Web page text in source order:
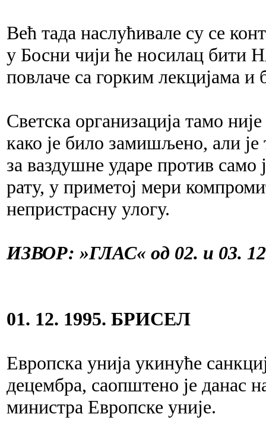
Већ тада наслућивале су се
у Босни чији ће носилац бити
повлаче са горким лекцијама
Светска организација тамо
како је било замишљено, али
за ваздушне ударе против
рату, у приметој мери
непристрасну улогу.
ИЗВОР: »ГЛАС« од 02. и 03.
01. 12. 1995. БРИСЕЛ
Европска унија укинуће
децембра, саопштено је данас
министра Европске уније.